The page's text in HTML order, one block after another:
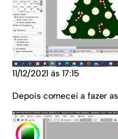
11/12/2021 às 17:15
Depois comecei a fazer